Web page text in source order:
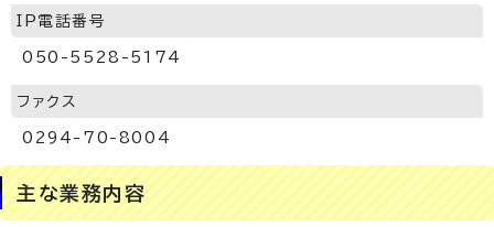
IP電話番号
050-5528-5174
ファクス
0294-70-8004
主な業務内容